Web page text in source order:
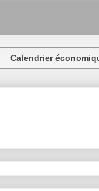
Calendrier